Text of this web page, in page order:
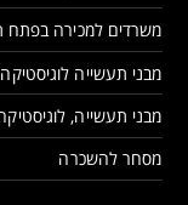
משרדים למכירה בפתח
מבני תעשייה
מבני תעשייה,
מסחר להשכרה